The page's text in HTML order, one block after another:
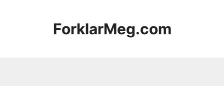
ForklarMeg.com